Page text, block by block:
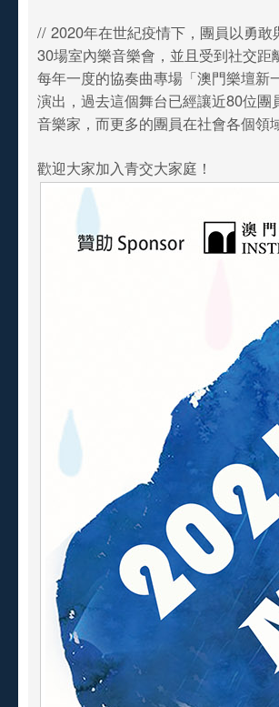
// 2020年在世紀疫情下，團員以勇
30場室內樂音樂會，並且受到社交
每年一度的協奏曲專場「澳門樂壇
演出，過去這個舞台已經讓近80位
音樂家，而更多的團員在社會各個領
歡迎大家加入青交大家庭！